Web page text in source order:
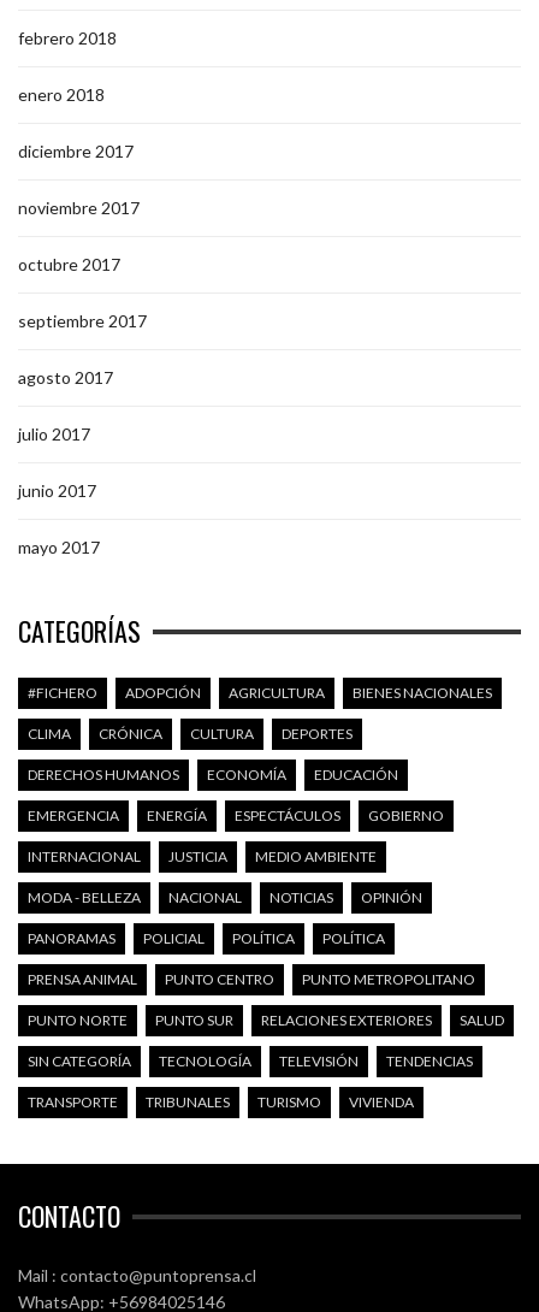
febrero 2018
enero 2018
diciembre 2017
noviembre 2017
octubre 2017
septiembre 2017
agosto 2017
julio 2017
junio 2017
mayo 2017
CATEGORÍAS
#FICHERO ADOPCIÓN AGRICULTURA BIENES NACIONALES
CLIMA CRÓNICA CULTURA DEPORTES
DERECHOS HUMANOS ECONOMÍA EDUCACIÓN
EMERGENCIA ENERGÍA ESPECTÁCULOS GOBIERNO
INTERNACIONAL JUSTICIA MEDIO AMBIENTE
MODA - BELLEZA NACIONAL NOTICIAS OPINIÓN
PANORAMAS POLICIAL POLÍTICA POLÍTICA
PRENSA ANIMAL PUNTO CENTRO PUNTO METROPOLITANO
PUNTO NORTE PUNTO SUR RELACIONES EXTERIORES SALUD
SIN CATEGORÍA TECNOLOGÍA TELEVISIÓN TENDENCIAS
TRANSPORTE TRIBUNALES TURISMO VIVIENDA
CONTACTO
Mail : contacto@puntoprensa.cl
WhatsApp: +56984025146